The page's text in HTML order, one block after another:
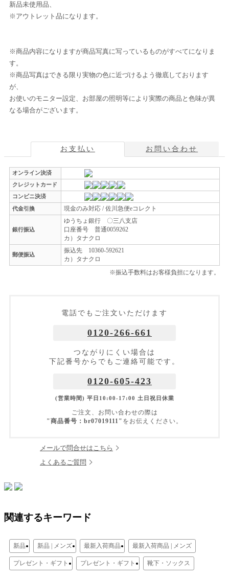
新品未使用品、
※アウトレット品になります。
※商品内容になりますが商品写真に写っているものがすべてになりま
す。
※商品写真はできる限り実物の色に近づけるよう徹底しております
が、
お使いのモニター設定、お部屋の照明等により実際の商品と色味が異
なる場合がございます。
お支払い お問い合わせ
オンライン決済
クレジットカード
コンビニ決済
代金引換
現金のみ対応 / 佐川急便eコレクト
銀行振込
ゆうちょ銀行 〇三八支店
口座番号 普通0059262
カ）タナクロ
郵便振込
振込先 10360-592621
カ）タナクロ
※振込手数料はお客様負担になります。
電話でもご注文いただけます
0120-266-661
つながりにくい場合は
下記番号からでもご連絡可能です。
0120-605-423
(営業時間) 平日10:00-17:00 土日祝日休業
ご注文、お問い合わせの際は
"商品番号：br07019111" をお伝えください。
メールで問合せはこちら
よくあるご質問
関連するキーワード
新品 新品 | メンズ 最新入荷商品 最新入荷商品 | メンズ
プレゼント・ギフト プレゼント・ギフト 靴下・ソックス